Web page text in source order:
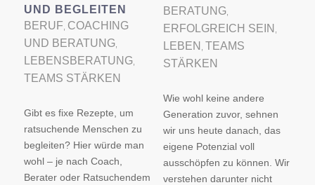
UND BEGLEITEN
BERUF COACHING
UND BERATUNG,
LEBENSBERATUNG,
TEAMS STÄRKEN
Gibt es fixe Rezepte, um
ratsuchende Menschen zu
begleiten? Hier würde man
wohl – je nach Coach,
Berater oder Ratsuchendem
BERATUNG,
ERFOLGREICH SEIN
LEBEN TEAMS
STÄRKEN
Wie wohl keine andere
Generation zuvor, sehnen
wir uns heute danach, das
eigene Potenzial voll
ausschöpfen zu können. Wir
verstehen darunter nicht